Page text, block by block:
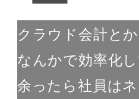
クラウド会計と
なんかで効率化
余ったら社員は